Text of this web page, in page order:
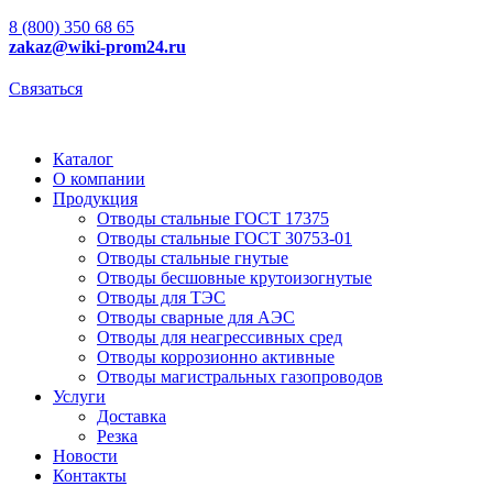
8 (800) 350 68 65
zakaz@wiki-prom24.ru
Связаться
Каталог
О компании
Продукция
Отводы стальные ГОСТ 17375
Отводы стальные ГОСТ 30753-01
Отводы стальные гнутые
Отводы бесшовные крутоизогнутые
Отводы для ТЭС
Отводы сварные для АЭС
Отводы для неагрессивных сред
Отводы коррозионно активные
Отводы магистральных газопроводов
Услуги
Доставка
Резка
Новости
Контакты